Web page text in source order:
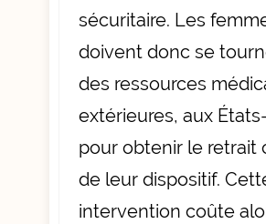
sécuritaire. Les
doivent donc se
des ressources
extérieures, aux
pour obtenir le retrait
de leur dispositif.
intervention coûte